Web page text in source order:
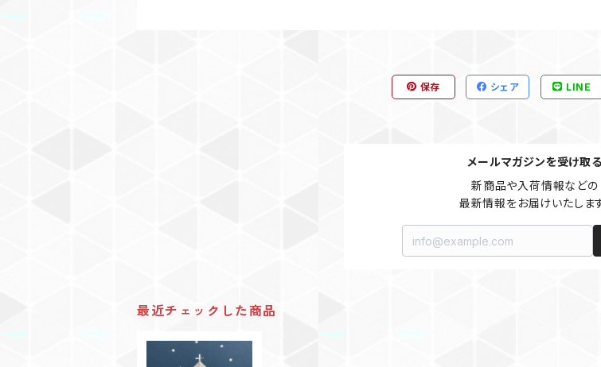
保存 シェア LINE
メールマガジンを受け取る
新商品や入荷情報などの
最新情報をお届けいたします
最近チェックした商品